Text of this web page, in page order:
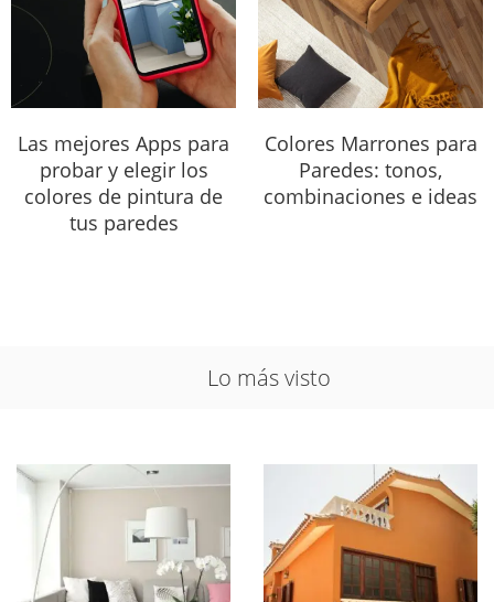
Las mejores Apps para
probar y elegir los
colores de pintura de
tus paredes
Colores Marrones para
Paredes: tonos,
combinaciones e ideas
Lo más visto